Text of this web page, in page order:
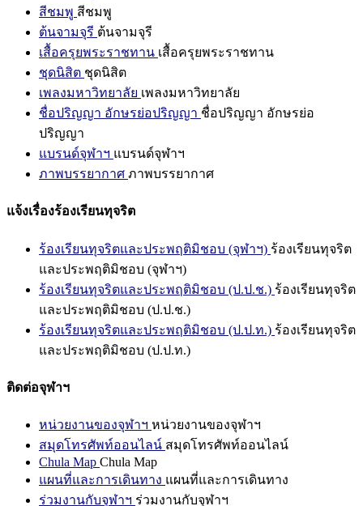
สีชมพู สีชมพู
ต้นจามจุรี ต้นจามจุรี
เสื้อครุยพระราชทาน เสื้อครุยพระราชทาน
ชุดนิสิต ชุดนิสิต
เพลงมหาวิทยาลัย เพลงมหาวิทยาลัย
ชื่อปริญญา อักษรย่อปริญญา ชื่อปริญญา อักษรย่อ
ปริญญา
แบรนด์จุฬาฯ แบรนด์จุฬาฯ
ภาพบรรยากาศ ภาพบรรยากาศ
แจ้งเรื่องร้องเรียนทุจริต
ร้องเรียนทุจริตและประพฤติมิชอบ (จุฬาฯ) ร้องเรียนทุจริต
และประพฤติมิชอบ (จุฬาฯ)
ร้องเรียนทุจริตและประพฤติมิชอบ (ป.ป.ช.) ร้องเรียนทุจริต
และประพฤติมิชอบ (ป.ป.ช.)
ร้องเรียนทุจริตและประพฤติมิชอบ (ป.ป.ท.) ร้องเรียนทุจริต
และประพฤติมิชอบ (ป.ป.ท.)
ติดต่อจุฬาฯ
หน่วยงานของจุฬาฯ หน่วยงานของจุฬาฯ
สมุดโทรศัพท์ออนไลน์ สมุดโทรศัพท์ออนไลน์
Chula Map Chula Map
แผนที่และการเดินทาง แผนที่และการเดินทาง
ร่วมงานกับจุฬาฯ ร่วมงานกับจุฬาฯ